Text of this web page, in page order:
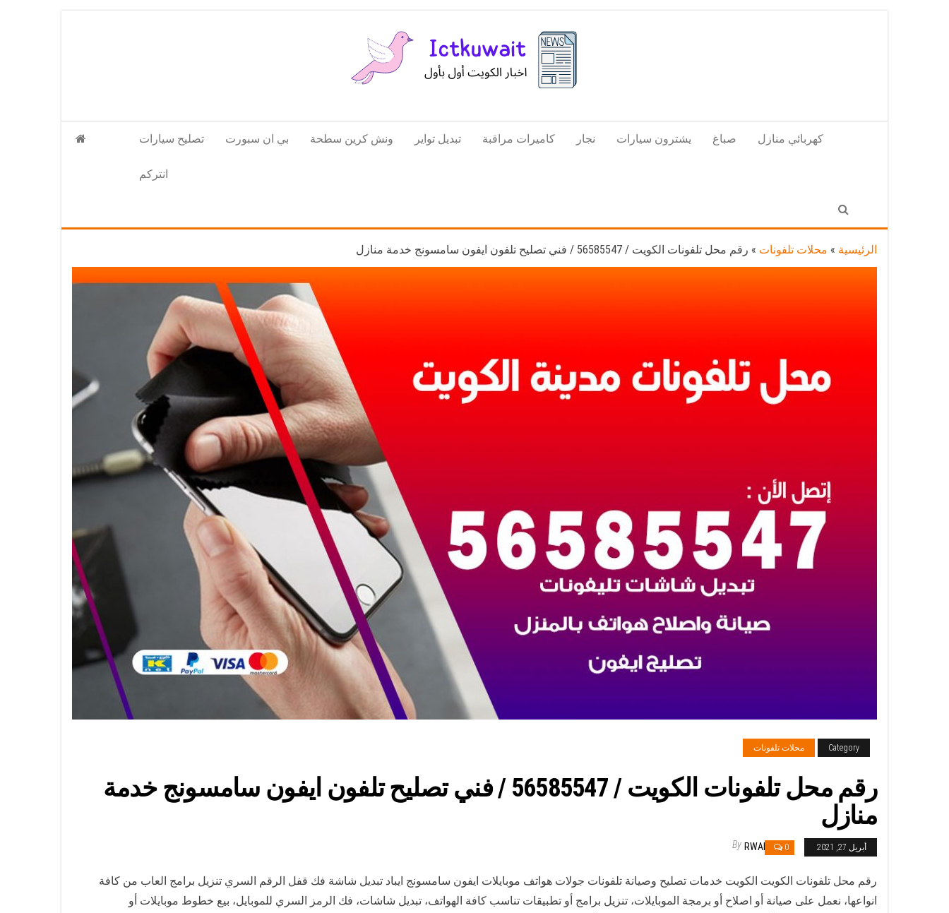
الكويت
تكنولوجيا
المعلومات
تصليح سيارات بي ان سبورت ونش كرين سطحة تبديل تواير كاميرات مراقبة نجار يشترون سيارات صباغ كهربائي منازل
انتركم
الرئيسية » محلات تلفونات » رقم محل تلفونات الكويت / 56585547 / فني تصليح تلفون ايفون سامسونج خدمة منازل
Category محلات تلفونات
رقم محل تلفونات الكويت / 56585547 / فني تصليح تلفون ايفون سامسونج خدمة
منازل
أبريل 27, 2021 0
By RWAN
رقم محل تلفونات الكويت الكويت خدمات تصليح وصيانة تلفونات جولات هواتف موبايلات ايفون سامسونج ايباد تبديل شاشة فك قفل الرقم السري تنزيل برامج العاب من كافة
انواعها، نعمل على صيانة أو اصلاح أو برمجة الموبايلات، تنزيل برامج أو تطبيقات تناسب كافة الهواتف، تبديل شاشات، فك الرمز السري للموبايل، بيع خطوط موبايلات أو